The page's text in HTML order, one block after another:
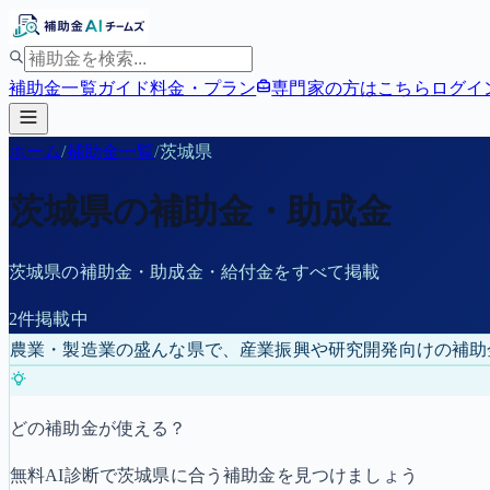
補助金一覧ガイド料金・プラン 専門家の方はこちら ログイ
ホーム/補助金一覧/茨城県
茨城県の補助金・助成金
茨城県の補助金・助成金・給付金をすべて掲載
2件掲載中
農業・製造業の盛んな県で、産業振興や研究開発向けの補
どの補助金が使える？
無料AI診断で茨城県に合う補助金を見つけましょう